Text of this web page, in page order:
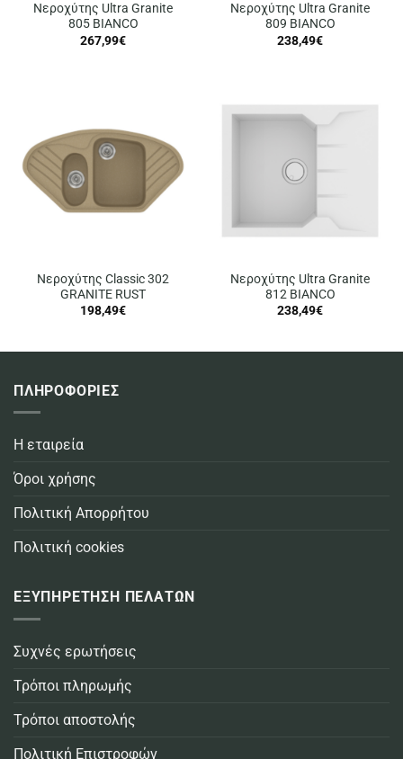
Νεροχύτης Ultra Granite
805 BIANCO
267,99€
Νεροχύτης Ultra Granite
809 BIANCO
238,49€
Νεροχύτης Classic 302
GRANITE RUST
198,49€
Νεροχύτης Ultra Granite
812 BIANCO
238,49€
ΠΛΗΡΟΦΟΡΙΕΣ
Η εταιρεία
Όροι χρήσης
Πολιτική Απορρήτου
Πολιτική cookies
ΕΞΥΠΗΡΕΤΗΣΗ ΠΕΛΑΤΩΝ
Συχνές ερωτήσεις
Τρόποι πληρωμής
Τρόποι αποστολής
Πολιτική Επιστροφών